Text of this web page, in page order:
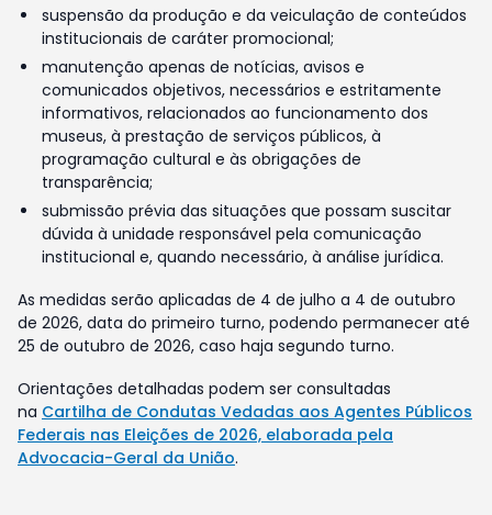
suspensão da produção e da veiculação de conteúdos
institucionais de caráter promocional;
manutenção apenas de notícias, avisos e
comunicados objetivos, necessários e estritamente
informativos, relacionados ao funcionamento dos
museus, à prestação de serviços públicos, à
programação cultural e às obrigações de
transparência;
submissão prévia das situações que possam suscitar
dúvida à unidade responsável pela comunicação
institucional e, quando necessário, à análise jurídica.
As medidas serão aplicadas de 4 de julho a 4 de outubro
de 2026, data do primeiro turno, podendo permanecer até
25 de outubro de 2026, caso haja segundo turno.
Orientações detalhadas podem ser consultadas
na Cartilha de Condutas Vedadas aos Agentes Públicos
Federais nas Eleições de 2026, elaborada pela
Advocacia-Geral da União.